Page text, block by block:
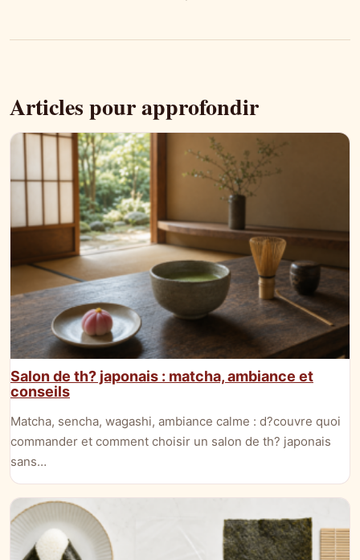
Articles pour approfondir
Salon de th? japonais : matcha, ambiance et
conseils
Matcha, sencha, wagashi, ambiance calme : d?couvre quoi
commander et comment choisir un salon de th? japonais
sans…